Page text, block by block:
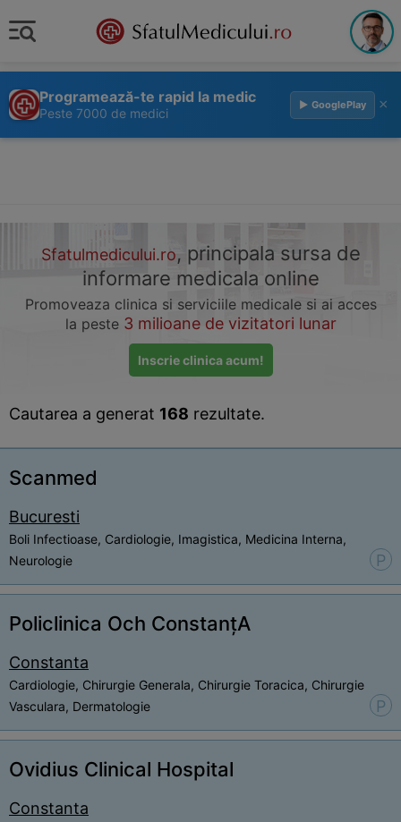
Programează-te rapid la medic
Peste 7000 de medici
▶ GooglePlay ×
Sfatulmedicului.ro, principala sursa de
informare medicala online
Promoveaza clinica si serviciile medicale si ai acces
la peste 3 milioane de vizitatori lunar
Inscrie clinica acum!
Cautarea a generat 168 rezultate.
Scanmed
Bucuresti
Boli Infectioase, Cardiologie, Imagistica, Medicina Interna,
Neurologie
P
Policlinica Och ConstanțA
Constanta
Cardiologie, Chirurgie Generala, Chirurgie Toracica, Chirurgie
Vasculara, Dermatologie
P
Ovidius Clinical Hospital
Constanta